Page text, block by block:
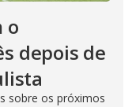
o
depois de
sobre os próximos